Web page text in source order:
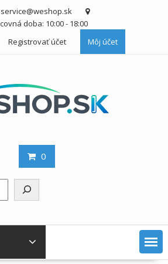
service@weshop.sk
doba: 10:00 - 18:00
Registrovať účet Môj účet
0